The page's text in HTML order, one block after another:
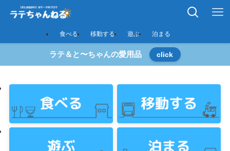
食べる 移動する 遊ぶ 泊まる
ラテ＆と〜ちゃんの愛用品 click